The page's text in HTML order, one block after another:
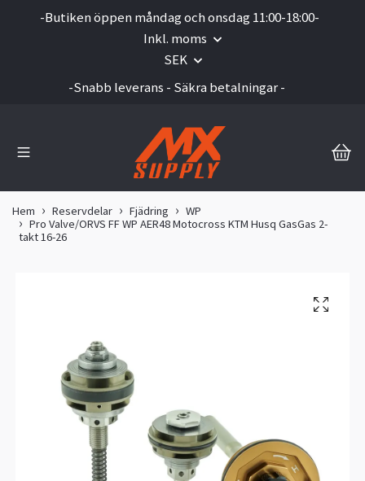
-Butiken öppen måndag och onsdag 11:00-18:00-
Inkl. moms
SEK
-Snabb leverans - Säkra betalningar -
Hem Reservdelar Fjädring
WP
Pro Valve/ORVS FF WP AER48 Motocross KTM Husq GasGas 2-
takt 16-26